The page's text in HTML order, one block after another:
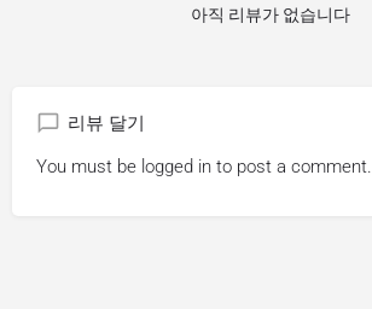
아직 리뷰가 없습니다
리뷰 달기
You must be logged in to post a comment.